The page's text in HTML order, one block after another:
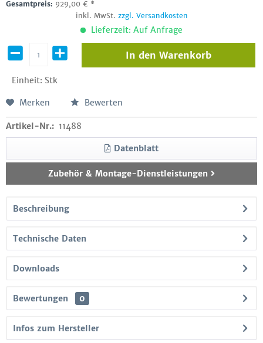
Gesamtpreis: 929,00 € *
inkl. MwSt. zzgl. Versandkosten
Lieferzeit: Auf Anfrage
Einheit: Stk
In den Warenkorb
Merken Bewerten
Artikel-Nr.: 11488
Datenblatt
Zubehör & Montage-Dienstleistungen
Beschreibung
Technische Daten
Downloads
Bewertungen 0
Infos zum Hersteller